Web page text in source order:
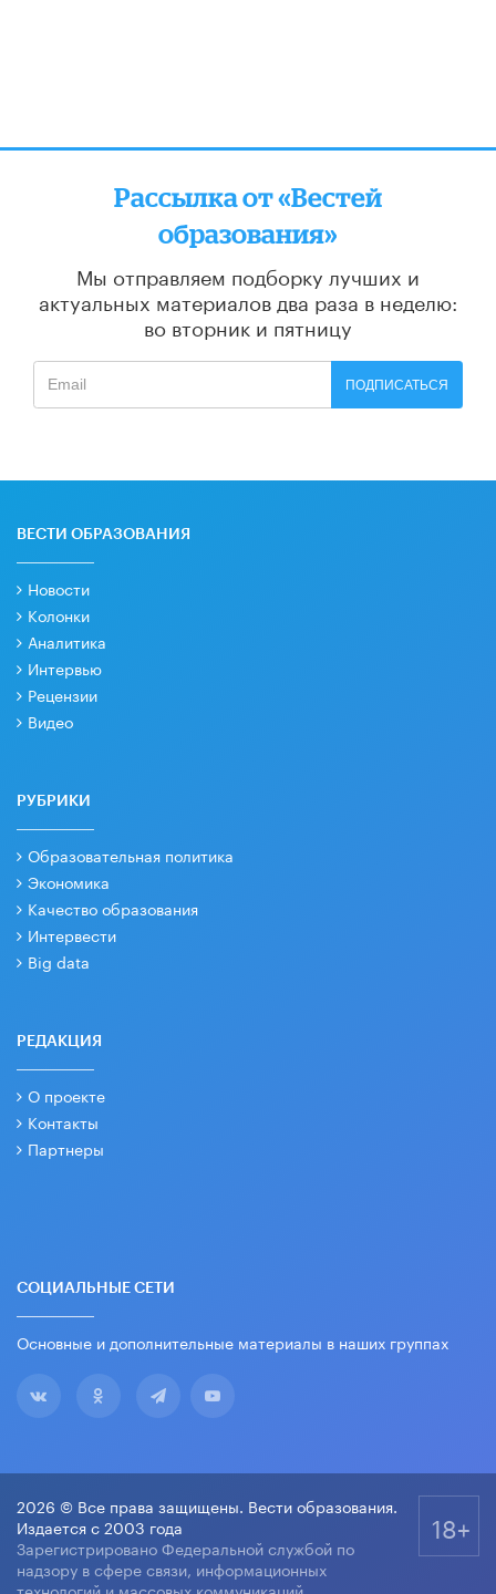
Рассылка от «Вестей
образования»
Мы отправляем подборку лучших и
актуальных материалов два раза в неделю:
во вторник и пятницу
ПОДПИСАТЬСЯ
ВЕСТИ ОБРАЗОВАНИЯ
Новости
Колонки
Аналитика
Интервью
Рецензии
Видео
РУБРИКИ
Образовательная политика
Экономика
Качество образования
Интервести
Big data
РЕДАКЦИЯ
О проекте
Контакты
Партнеры
СОЦИАЛЬНЫЕ СЕТИ
Основные и дополнительные материалы в наших группах
2026 © Все права защищены. Вести образования.
Издается с 2003 года
Зарегистрировано Федеральной службой по
надзору в сфере связи, информационных
18+